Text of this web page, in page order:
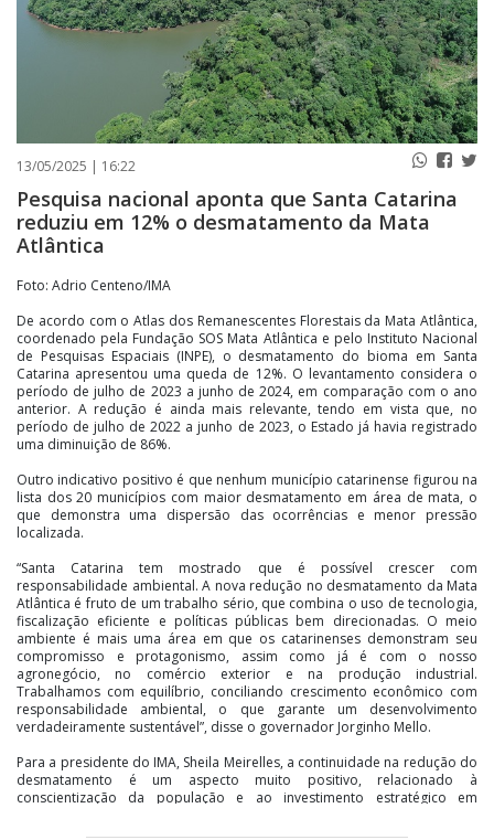
13/05/2025 | 16:22
Pesquisa nacional aponta que Santa Catarina
reduziu em 12% o desmatamento da Mata
Atlântica
Foto: Adrio Centeno/IMA
De acordo com o Atlas dos Remanescentes Florestais da Mata Atlântica,
coordenado pela Fundação SOS Mata Atlântica e pelo Instituto Nacional
de Pesquisas Espaciais (INPE), o desmatamento do bioma em Santa
Catarina apresentou uma queda de 12%. O levantamento considera o
período de julho de 2023 a junho de 2024, em comparação com o ano
anterior. A redução é ainda mais relevante, tendo em vista que, no
período de julho de 2022 a junho de 2023, o Estado já havia registrado
uma diminuição de 86%.
Outro indicativo positivo é que nenhum município catarinense figurou na
lista dos 20 municípios com maior desmatamento em área de mata, o
que demonstra uma dispersão das ocorrências e menor pressão
localizada.
“Santa Catarina tem mostrado que é possível crescer com
responsabilidade ambiental. A nova redução no desmatamento da Mata
Atlântica é fruto de um trabalho sério, que combina o uso de tecnologia,
fiscalização eficiente e políticas públicas bem direcionadas. O meio
ambiente é mais uma área em que os catarinenses demonstram seu
compromisso e protagonismo, assim como já é com o nosso
agronegócio, no comércio exterior e na produção industrial.
Trabalhamos com equilíbrio, conciliando crescimento econômico com
responsabilidade ambiental, o que garante um desenvolvimento
verdadeiramente sustentável”, disse o governador Jorginho Mello.
Para a presidente do IMA, Sheila Meirelles, a continuidade na redução do
desmatamento é um aspecto muito positivo, relacionado à
conscientização da população e ao investimento estratégico em
técnicos do Instituto para auxiliar na fiscalização.